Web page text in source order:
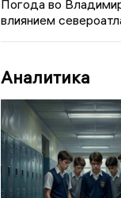
Погода во
влиянием
Аналитика